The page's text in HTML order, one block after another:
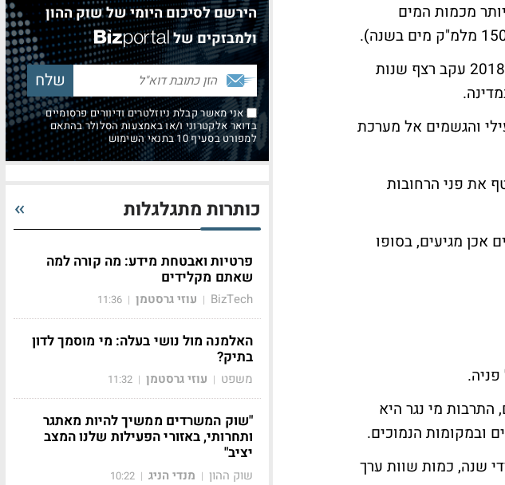
כמות שנתית ממוצעת של 250 מלמ"ק, יותר מכמות המים
לעומת זאת השאיבה מהכינרת נעה בין הפסקתה המוחלטת, כפי שאירעה בשנת 2018 עקב רצף שנות
והגשמים אל מערכת
את פני הרחובות
אכן מגיעים, בסופו
התרבות מי נגר היא
ובמקומות הנמוכים.
בארץ, מגיע לכ- 40-75 מיליון קוב מידי שנה, כמות שוות ערך
הירשם לסיכום היומי של שוק ההון
ולמבזקים של
אני מאשר קבלת ניוזלטרים ודיוורים פרסומיים
בדואר אלקטרוני ו/או באמצעות הסלולר בהתאם
למפורט בסעיף 10 בתנאי השימוש
כותרות מתגלגלות
פרטיות ואבטחת מידע: מה קורה למה
שאתם מקלידים
BizTech
| עוזי גרסטמן |
11:36
האלמנה מול נושי בעלה: מי מוסמך לדון
בתיק?
משפט | עוזי גרסטמן |
11:32
"שוק המשרדים ממשיך להיות מאתגר
ותחרותי, באזורי הפעילות שלנו המצב
יציב"
שוק ההון | מנדי הניג |
10:22